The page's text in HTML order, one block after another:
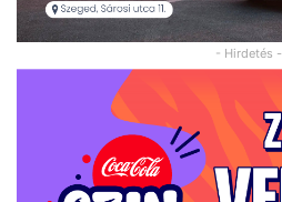
- Hirdetés -